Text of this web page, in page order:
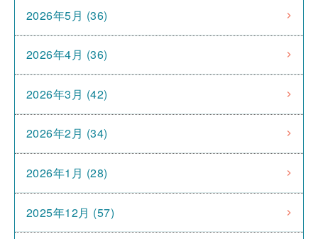
2026年5月 (36)
2026年4月 (36)
2026年3月 (42)
2026年2月 (34)
2026年1月 (28)
2025年12月 (57)